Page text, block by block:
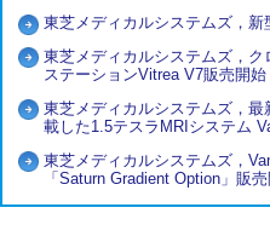
東芝メディカルシステムズ，
東芝メディカルシステムズ，
ステーションVitrea V7販売開始
東芝メディカルシステムズ，
載した1.5テスラMRIシステム
東芝メディカルシステムズ，
「Saturn Gradient Option」販